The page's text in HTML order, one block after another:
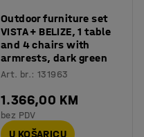
Outdoor furniture set
VISTA + BELIZE, 1 table
and 4 chairs with
armrests, dark green
Art. br.:131963
1.366,00 KM
bez PDV
U KOŠARICU